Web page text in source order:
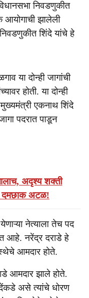
निवडणुकीत
आयोगाची झालेली
निवडणुकीत शिंदे यांचे हे
या दोन्ही जागांची
होती. या दोन्ही
एकनाथ शिंदे
पदरात पाडून
अदृश्य शक्ती
दमछाक अटळ!
नेत्याला तेच पद
आहे. नरेंद्र दराडे हे
आमदार होते.
आमदार झाले होते.
असे त्यांचे धोरण